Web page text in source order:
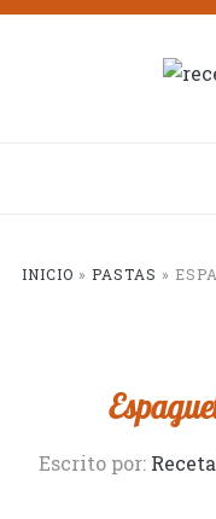
INICIO » PASTAS »
Escrito por: